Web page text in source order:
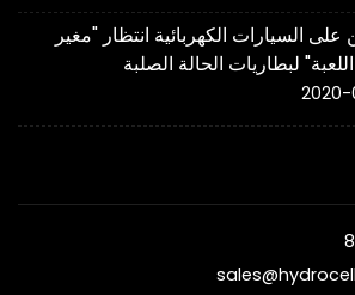
على السيارات الكهربائية انتظار "مغير
لبطاريات الحالة الصلبة